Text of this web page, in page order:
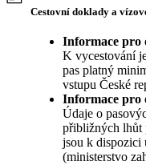
Cestovní doklady a
Informace pro
K vycestování
pas platný
vstupu České
Informace pro
Údaje o
přibližných lhůt
jsou k dispozici
(ministerstvo